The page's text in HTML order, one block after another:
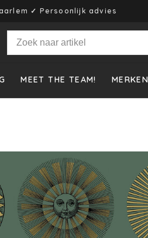
✓ Persoonlijk advies
MEET THE TEAM! MERKEN